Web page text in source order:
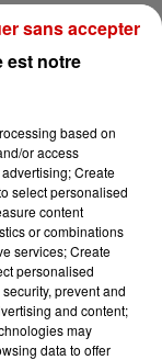
: inscrivez-
est notre
based on
or access
Create
select personalised
content
or combinations
services; Create
personalised
prevent and
and content;
may
data to offer
sans accepter